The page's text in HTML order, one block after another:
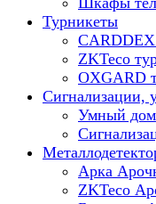
Турникеты
ZKTeco
OXGARD
Сигнализации,
Умный дом
Арка
ZKTeco